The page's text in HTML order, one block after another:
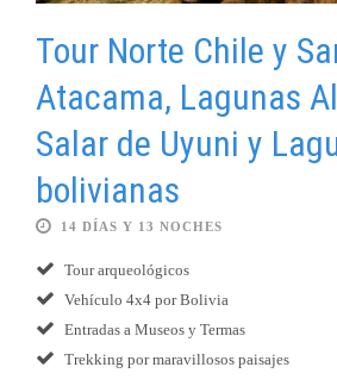
Tour Norte Chile y
Atacama, Lagunas
Salar de Uyuni y
bolivianas
14 DÍAS Y 13 NOCHES
Tour arqueológicos
Vehículo 4x4 por Bolivia
Entradas a Museos y Termas
Trekking por maravillosos paisajes